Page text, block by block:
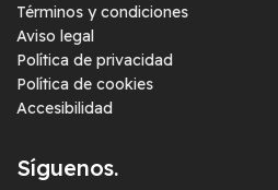
Términos y condiciones
Aviso legal
Política de privacidad
Política de cookies
Accesibilidad
Síguenos.